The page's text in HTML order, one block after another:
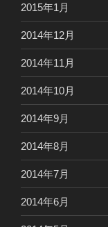
2015年1月
2014年12月
2014年11月
2014年10月
2014年9月
2014年8月
2014年7月
2014年6月